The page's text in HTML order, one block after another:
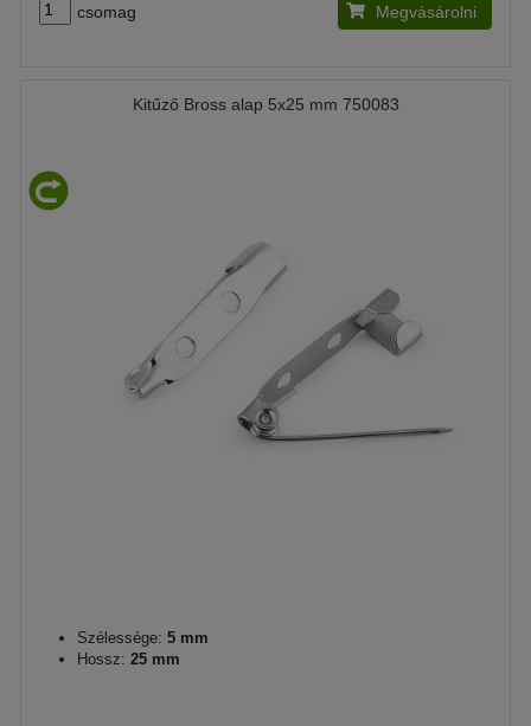
csomag Megvásárolni
Kitűző Bross alap 5x25 mm 750083
Szélessége: 5 mm
Hossz: 25 mm